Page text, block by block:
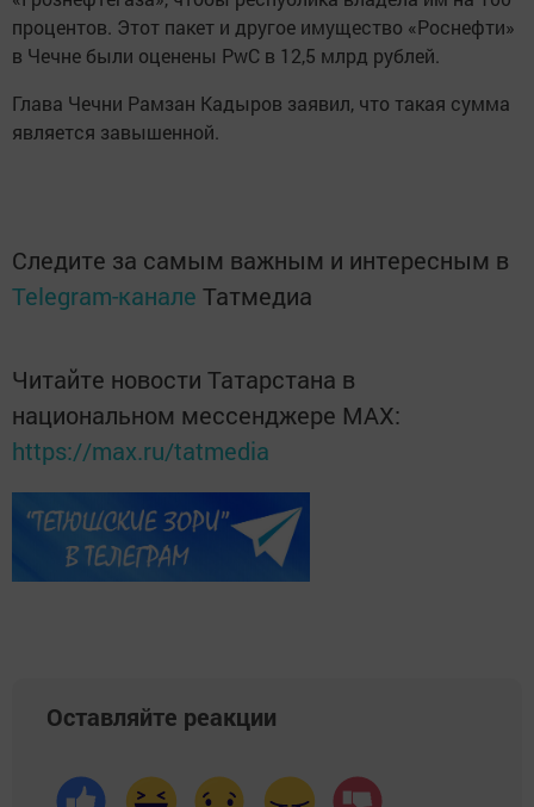
процентов. Этот пакет и другое имущество «Роснефти»
в Чечне были оценены PwC в 12,5 млрд рублей.
Глава Чечни Рамзан Кадыров заявил, что такая сумма
является завышенной.
Следите за самым важным и интересным в
Telegram-канале Татмедиа
Читайте новости Татарстана в
национальном мессенджере MАХ:
https://max.ru/tatmedia
Оставляйте реакции